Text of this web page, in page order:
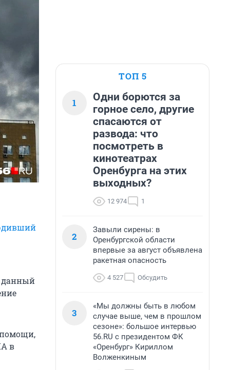
данный
в
ТОП 5
1
Одни борются за
горное село, другие
спасаются от
развода: что
посмотреть в
кинотеатрах
Оренбурга на этих
выходных?
12 974 1
2
Завыли сирены: в
Оренбургской области
впервые за август объявлена
ракетная опасность
4 527 Обсудить
3
«Мы должны быть в любом
случае выше, чем в прошлом
сезоне»: большое интервью
56.RU с президентом ФК
«Оренбург» Кириллом
Волженкиным